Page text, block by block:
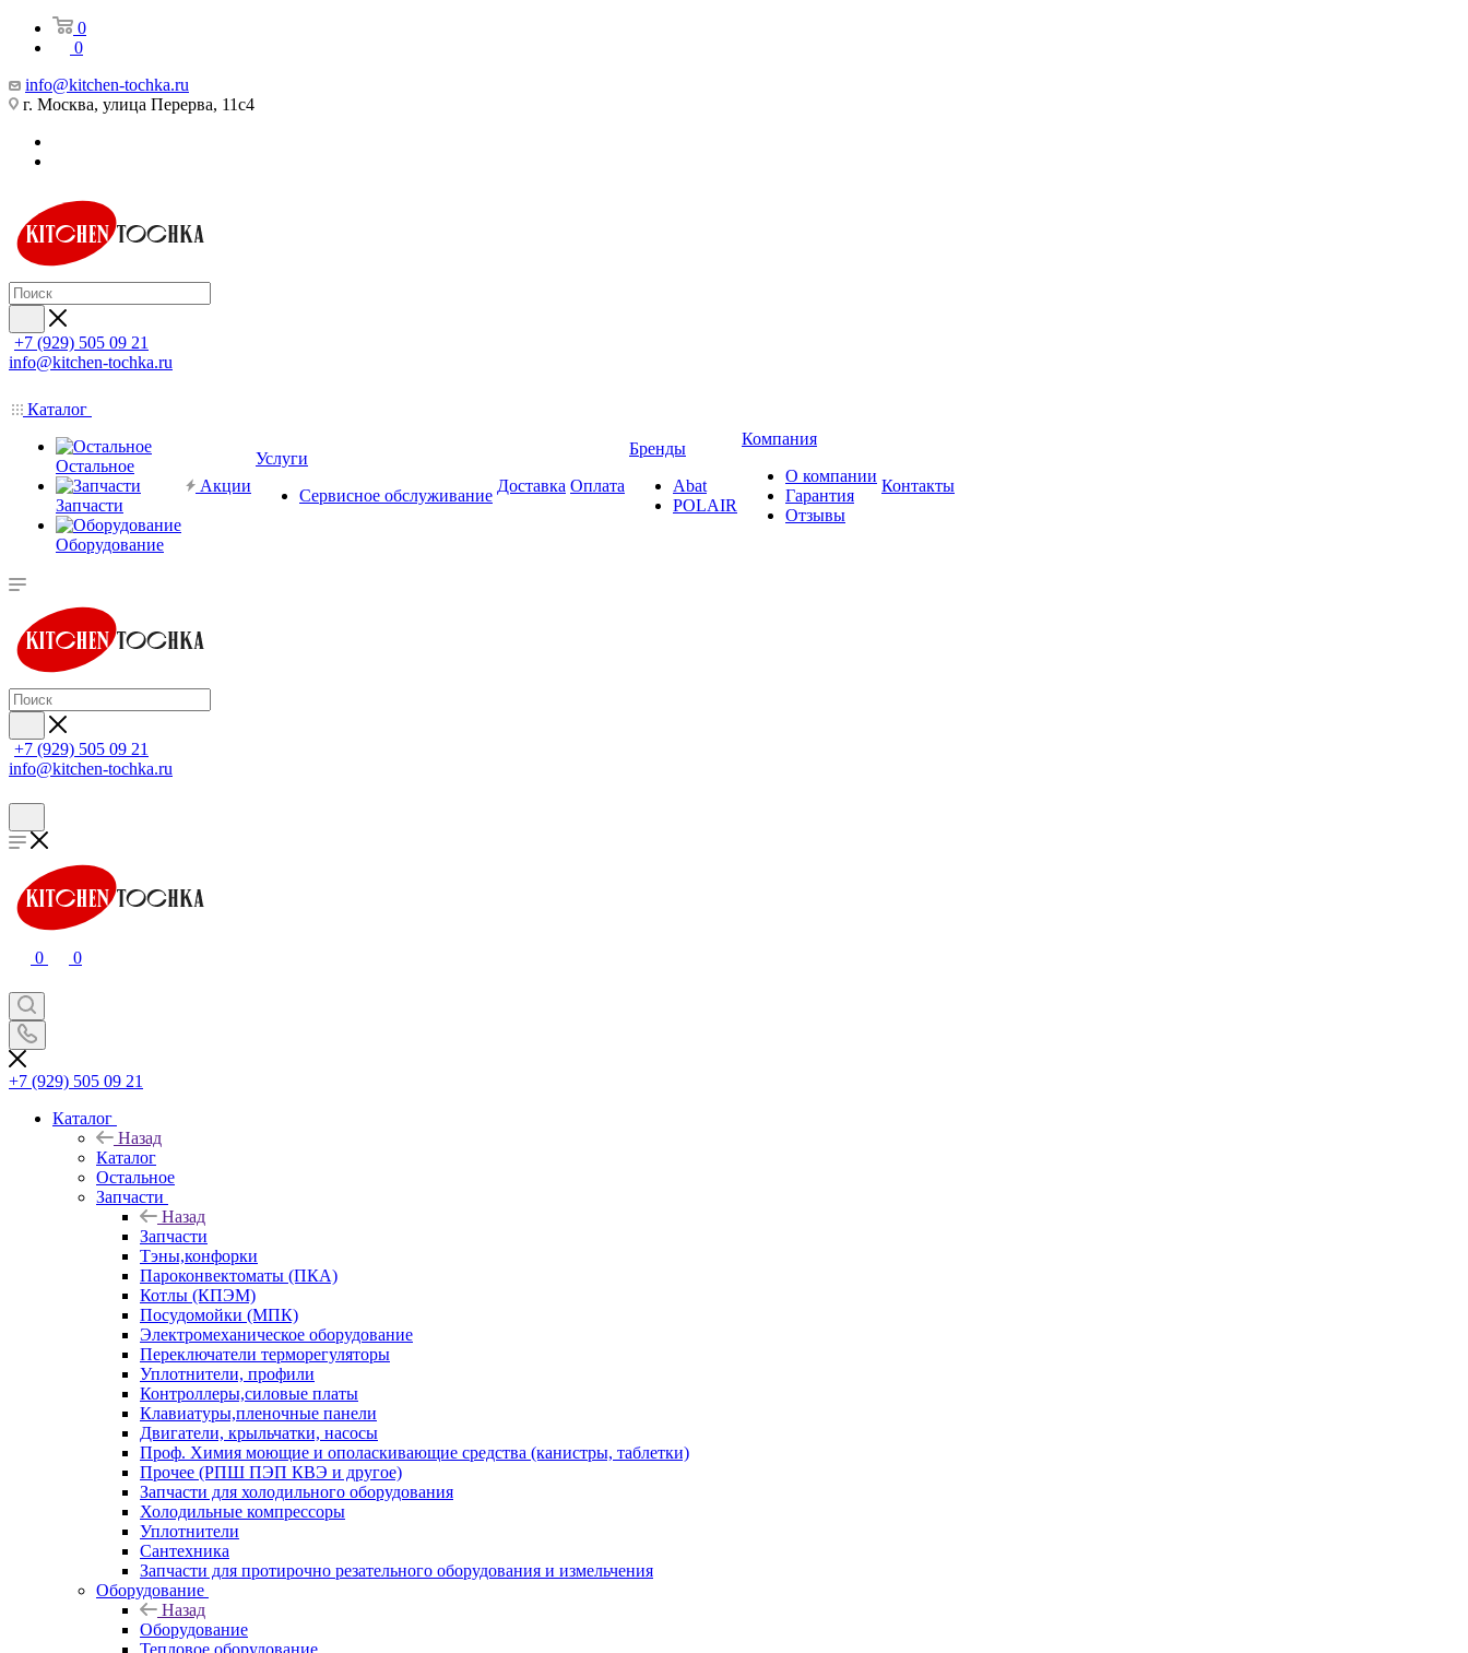
0
0
info@kitchen-tochka.ru
г. Москва, улица Перерва, 11с4
+7 (929) 505 09 21
info@kitchen-tochka.ru
Каталог
Остальное
Запчасти
Оборудование
Акции
Услуги
Сервисное обслуживание
Доставка Оплата
Бренды
Abat
POLAIR
Компания
О компании
Гарантия
Отзывы
Контакты
+7 (929) 505 09 21
info@kitchen-tochka.ru
0 0
+7 (929) 505 09 21
Каталог
Назад
Каталог
Остальное
Запчасти
Назад
Запчасти
Тэны,конфорки
Пароконвектоматы (ПКА)
Котлы (КПЭМ)
Посудомойки (МПК)
Электромеханическое оборудование
Переключатели терморегуляторы
Уплотнители, профили
Контроллеры,силовые платы
Клавиатуры,пленочные панели
Двигатели, крыльчатки, насосы
Проф. Химия моющие и ополаскивающие средства (канистры, таблетки)
Прочее (РПШ ПЭП КВЭ и другое)
Запчасти для холодильного оборудования
Холодильные компрессоры
Уплотнители
Сантехника
Запчасти для протирочно резательного оборудования и измельчения
Оборудование
Назад
Оборудование
Тепловое оборудование